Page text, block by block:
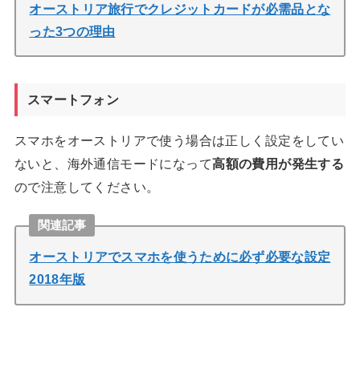
オーストリア旅行でクレジットカードが必需品とな
った3つの理由
スマートフォン
スマホをオーストリアで使う場合は正しく設定をしてい
ないと、海外通信モードになって高額の費用が発生する
ので注意してください。
関連記事
オーストリアでスマホを使うために必ず必要な設定
2018年版